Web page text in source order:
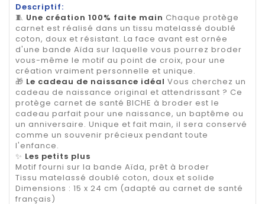
Descriptif:
🧵 Une création 100% faite main Chaque protège
carnet est réalisé dans un tissu matelassé doublé
coton, doux et résistant. La face avant est ornée
d'une bande Aïda sur laquelle vous pourrez broder
vous-même le motif au point de croix, pour une
création vraiment personnelle et unique.
🎁 Le cadeau de naissance idéal Vous cherchez un
cadeau de naissance original et attendrissant ? Ce
protège carnet de santé BICHE à broder est le
cadeau parfait pour une naissance, un baptême ou
un anniversaire. Unique et fait main, il sera conservé
comme un souvenir précieux pendant toute
l'enfance.
✨ Les petits plus
Motif fourni sur la bande Aïda, prêt à broder
Tissu matelassé doublé coton, doux et solide
Dimensions : 15 x 24 cm (adapté au carnet de santé
français)